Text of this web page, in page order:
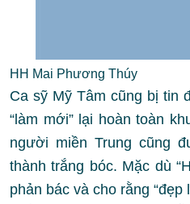
HH Mai Phương Thúy
Ca sỹ Mỹ Tâm cũng bị tin
“làm mới” lại hoàn toàn
người miền Trung cũng
thành trắng bóc. Mặc dù
phản bác và cho rằng